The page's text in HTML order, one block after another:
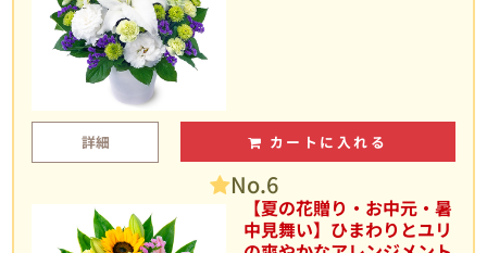
詳細 カートに入れる
No.6
【夏の花贈り・お中元・暑
中見舞い】ひまわりとユリ